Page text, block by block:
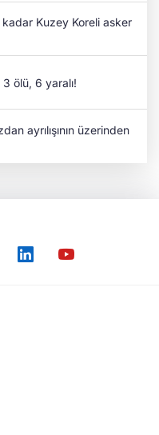
kadar Kuzey Koreli asker
ölü, 6 yaralı!
ayrılışının üzerinden